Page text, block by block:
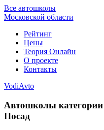
Все автошколы
Московской области
Рейтинг
Цены
Теория Онлайн
О проекте
Контакты
VodiAvto
Автошколы
Посад